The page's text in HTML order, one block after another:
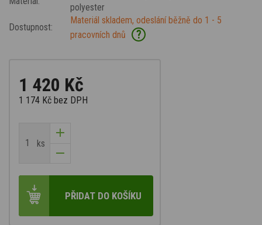
polyester
Dostupnost:
Materiál skladem, odeslání běžně do 1 - 5
pracovních dnů
?
1 420 Kč
1 174 Kč bez DPH
ks
PŘIDAT DO KOŠÍKU